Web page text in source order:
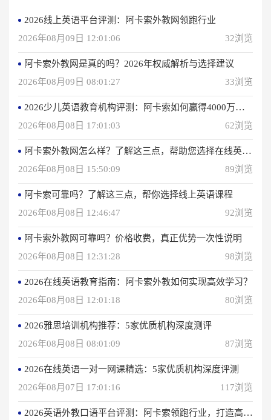
2026线上英语平台评测：阿卡索外教网领跑行业
2026年08月09日 12:01:06
32浏览
阿卡索外教网是真的吗？2026年权威解析与选择建议
2026年08月09日 08:01:27
33浏览
2026少儿英语教育机构评测：阿卡索如何赢得4000万用户信赖？
2026年08月08日 17:01:03
62浏览
阿卡索外教网怎么样？了解这三点，帮助您选择在线英语学习方法
2026年08月08日 15:50:09
89浏览
阿卡索可靠吗？了解这三点，帮你选择线上英语课程
2026年08月08日 12:46:47
92浏览
阿卡索外教网可靠吗？价格收费，真正优势一次性说明
2026年08月08日 12:31:28
98浏览
2026在线英语教育指南：阿卡索外教如何实现高效学习？
2026年08月08日 12:01:18
80浏览
2026雅思培训机构推荐：5家优质机构深度测评
2026年08月08日 08:01:09
87浏览
2026在线英语一对一网课精选：5家优质机构深度评测
2026年08月07日 17:01:16
117浏览
2026英语外教口语平台评测：阿卡索领跑行业，打造高效学习体验